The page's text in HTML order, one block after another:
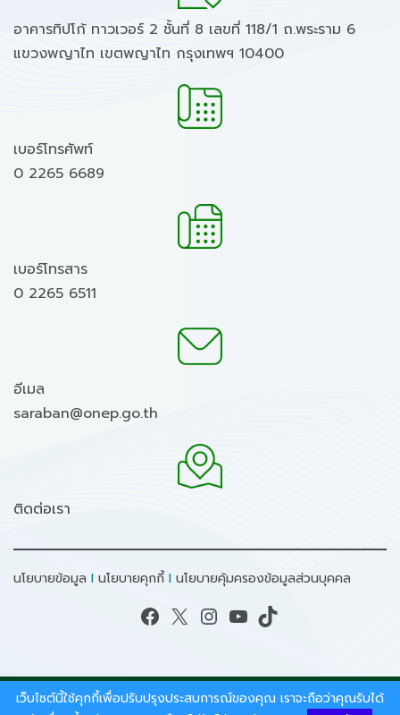
อาคารทิปโก้ ทาวเวอร์ 2 ชั้นที่ 8 เลขที่ 118/1 ถ.พระราม 6
แขวงพญาไท เขตพญาไท กรุงเทพฯ 10400
เบอร์โทรศัพท์
0 2265 6689
เบอร์โทรสาร
0 2265 6511
อีเมล
saraban@onep.go.th
ติดต่อเรา
นโยบายข้อมูล I นโยบายคุกกี้ I นโยบายคุ้มครองข้อมูลส่วนบุคคล
Facebook X Instagram YouTube TikTok
สงวนลิขสิทธิ์ © 2026 - สำนักงานนโยบายและแผน
เว็บไซต์นี้ใช้คุกกี้เพื่อปรับปรุงประสบการณ์ของคุณ เราจะถือว่าคุณรับได้